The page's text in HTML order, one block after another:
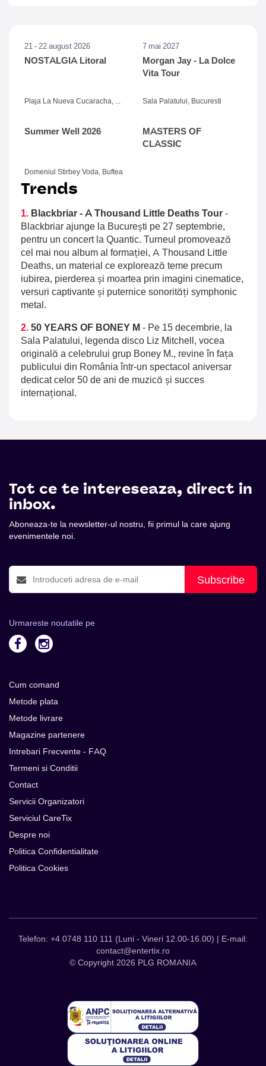
21 - 22 august 2026
NOSTALGIA Litoral
7 mai 2027
Morgan Jay - La Dolce
Vita Tour
Sala Palatului, Bucuresti
Summer Well 2026
Domeniul Stirbey Voda, Buftea
MASTERS OF
CLASSIC
Trends
1. Blackbriar - A Thousand Little Deaths Tour -
Blackbriar ajunge la București pe 27 septembrie,
pentru un concert la Quantic. Turneul promovează
cel mai nou album al formației, A Thousand Little
Deaths, un material ce explorează teme precum
iubirea, pierderea și moartea prin imagini cinematice,
versuri captivante și puternice sonorități symphonic
metal.
2. 50 YEARS OF BONEY M - Pe 15 decembrie, la
Sala Palatului, legenda disco Liz Mitchell, vocea
originală a celebrului grup Boney M., revine în fața
publicului din România într-un spectacol aniversar
dedicat celor 50 de ani de muzică și succes
internațional.
Tot ce te intereseaza, direct in
inbox.
Aboneaza-te la newsletter-ul nostru, fii primul la care ajung
evenimentele noi.
Subscribe
Urmareste noutatile pe
Cum comand
Metode plata
Metode livrare
Magazine partenere
Intrebari Frecvente - FAQ
Termeni si Conditii
Contact
Servicii Organizatori
Serviciul CareTix
Despre noi
Politica Confidentialitate
Politica Cookies
Telefon: +4 0748 110 111 (Luni - Vineri 12.00-16.00) | E-mail:
contact@entertix.ro
© Copyright 2026 PLG ROMANIA